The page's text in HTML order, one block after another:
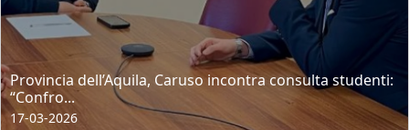
Provincia dell’Aquila, Caruso incontra consulta studenti:
“Confro...
17-03-2026